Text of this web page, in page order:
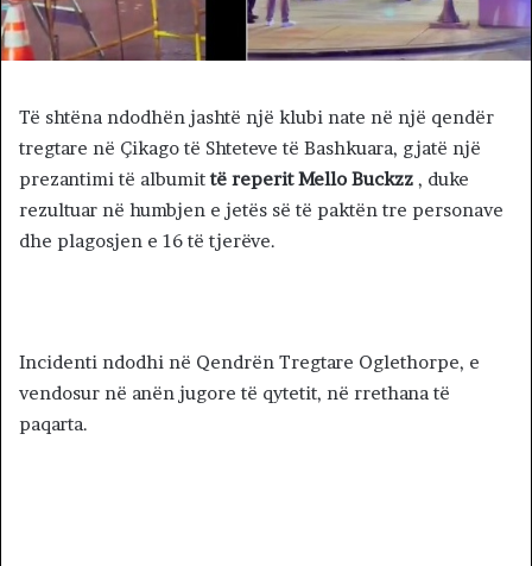
Të shtëna ndodhën jashtë një klubi nate në një qendër
tregtare në Çikago të Shteteve të Bashkuara, gjatë një
prezantimi të albumittë reperit Mello Buckzz , duke
rezultuar në humbjen e jetës së të paktën tre personave
dhe plagosjen e 16 të tjerëve.
Incidenti ndodhi në Qendrën Tregtare Oglethorpe, e
vendosur në anën jugore të qytetit, në rrethana të
paqarta.